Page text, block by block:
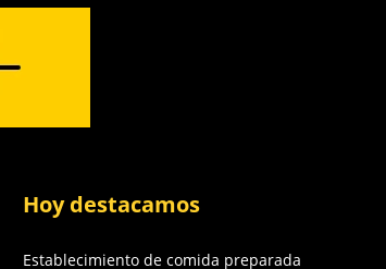
Hoy destacamos
Establecimiento de comida preparada